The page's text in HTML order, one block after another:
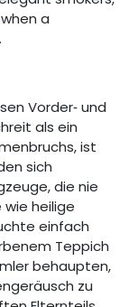
a
Vorder‑ und
als ein
ist
sich
die nie
heilige
einfach
Teppich
behaupten,
zu